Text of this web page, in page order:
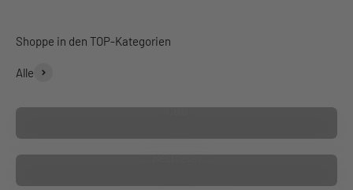
Alle
CBD
Bestseller